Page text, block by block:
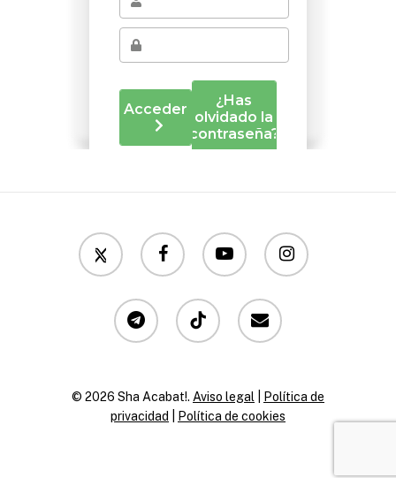
twitter facebook youtube instagram
telegram tiktok email
© 2026 Sha Acabat!. Aviso legal
Política de
privacidad
Política de cookies